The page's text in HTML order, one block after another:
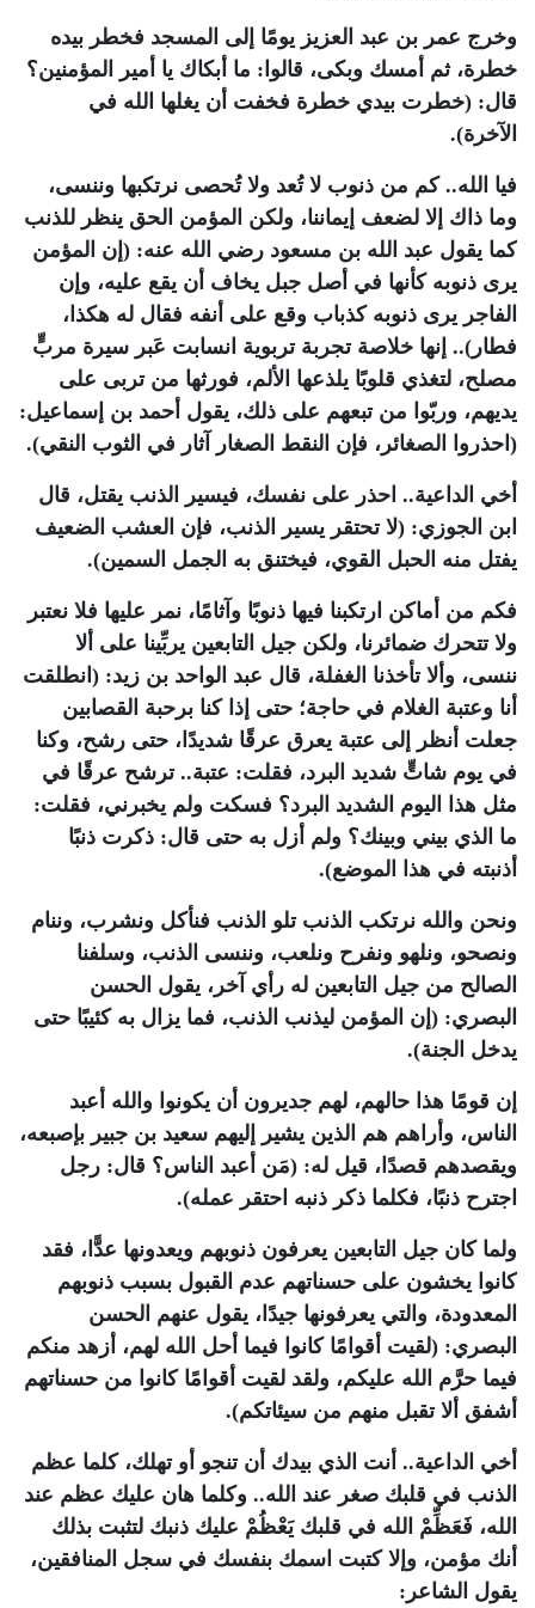
وخرج عمر بن عبد العزيز يومًا إلى المسجد فخطر بيده
خطرة، ثم أمسك وبكى، قالوا: ما أبكاك يا أمير المؤمنين؟
قال: (خطرت بيدي خطرة فخفت أن يغلها الله في
الآخرة).
فيا الله.. كم من ذنوب لا تُعد ولا تُحصى نرتكبها وننسى،
وما ذاك إلا لضعف إيماننا، ولكن المؤمن الحق ينظر للذنب
كما يقول عبد الله بن مسعود رضي الله عنه: (إن المؤمن
يرى ذنوبه كأنها في أصل جبل يخاف أن يقع عليه، وإن
الفاجر يرى ذنوبه كذباب وقع على أنفه فقال له هكذا،
فطار).. إنها خلاصة تجربة تربوية انسابت عَبر سيرة مربٍّ
مصلح، لتغذي قلوبًا يلذعها الألم، فورثها من تربى على
يديهم، وربّوا من تبعهم على ذلك، يقول أحمد بن إسماعيل:
(احذروا الصغائر، فإن النقط الصغار آثار في الثوب النقي).
أخي الداعية.. احذر على نفسك، فيسير الذنب يقتل، قال
ابن الجوزي: (لا تحتقر يسير الذنب، فإن العشب الضعيف
يفتل منه الحبل القوي، فيختنق به الجمل السمين).
فكم من أماكن ارتكبنا فيها ذنوبًا وآثامًا، نمر عليها فلا نعتبر
ولا تتحرك ضمائرنا، ولكن جيل التابعين يربِّينا على ألا
ننسى، وألا تأخذنا الغفلة، قال عبد الواحد بن زيد: (انطلقت
أنا وعتبة الغلام في حاجة؛ حتى إذا كنا برحبة القصابين
جعلت أنظر إلى عتبة يعرق عرقًا شديدًا، حتى رشح، وكنا
في يوم شاتٍّ شديد البرد، فقلت: عتبة.. ترشح عرقًا في
مثل هذا اليوم الشديد البرد؟ فسكت ولم يخبرني، فقلت:
ما الذي بيني وبينك؟ ولم أزل به حتى قال: ذكرت ذنبًا
أذنبته في هذا الموضع).
ونحن والله نرتكب الذنب تلو الذنب فنأكل ونشرب، وننام
ونصحو، ونلهو ونفرح ونلعب، وننسى الذنب، وسلفنا
الصالح من جيل التابعين له رأي آخر، يقول الحسن
البصري: (إن المؤمن ليذنب الذنب، فما يزال به كئيبًا حتى
يدخل الجنة).
إن قومًا هذا حالهم، لهم جديرون أن يكونوا والله أعبد
الناس، وأراهم هم الذين يشير إليهم سعيد بن جبير بإصبعه،
ويقصدهم قصدًا، قيل له: (مَن أعبد الناس؟ قال: رجل
اجترح ذنبًا، فكلما ذكر ذنبه احتقر عمله).
ولما كان جيل التابعين يعرفون ذنوبهم ويعدونها عدًّا، فقد
كانوا يخشون على حسناتهم عدم القبول بسبب ذنوبهم
المعدودة، والتي يعرفونها جيدًا، يقول عنهم الحسن
البصري: (لقيت أقوامًا كانوا فيما أحل الله لهم، أزهد منكم
فيما حرَّم الله عليكم، ولقد لقيت أقوامًا كانوا من حسناتهم
أشفق ألا تقبل منهم من سيئاتكم).
أخي الداعية.. أنت الذي بيدك أن تنجو أو تهلك، كلما عظم
الذنب في قلبك صغر عند الله.. وكلما هان عليك عظم عند
الله، فَعَظِّمْ الله في قلبك يَعْظُمْ عليك ذنبك لتثبت بذلك
أنك مؤمن، وإلا كتبت اسمك بنفسك في سجل المنافقين،
يقول الشاعر: